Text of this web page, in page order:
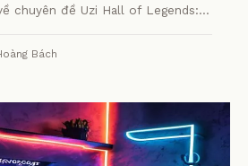
chuyên đề Uzi Hall of Legends:
Bách